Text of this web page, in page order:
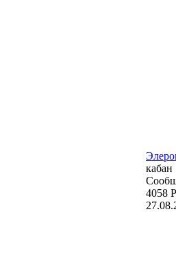
кабан
4058